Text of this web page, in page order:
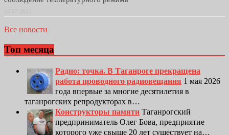
Все новости
Топ месяца
Радио: точка. В Таганроге прекращена
работа проводного радиовещания 1 мая 2026
года впервые за многие десятилетия в
таганрогских репродукторах в…
Конструкторы памяти Таганрогский
предприниматель Олег Бова, предприятие
которого уже свыше 20 лет существует на…